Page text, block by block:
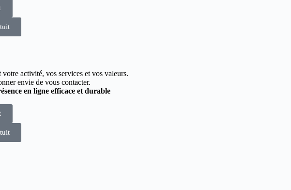
activité, vos services et vos valeurs.
envie de vous contacter.
en ligne efficace et durable